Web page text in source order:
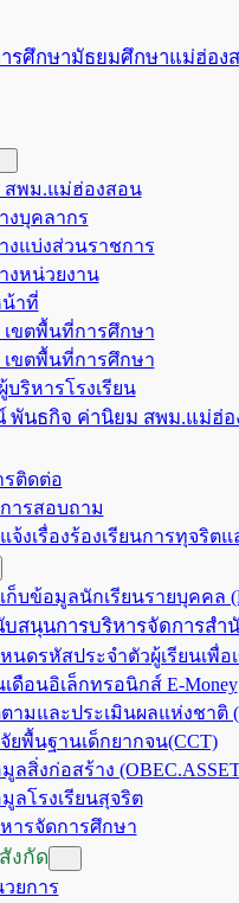
สพม.แม่ฮ่องสอน
งบุคลากร
งแบ่งส่วนราชการ
งหน่วยงาน
าที่
เขตพื้นที่การศึกษา
เขตพื้นที่การศึกษา
บริหารโรงเรียน
พันธกิจ ค่านิยม สพม.แม่ฮ่อ
ติดต่อ
ารสอบถาม
จ้งเรื่องร้องเรียนการทุจริต
ก็บข้อมูลนักเรียนรายบุคคล
สนุนการบริหารจัดการสำนั
นดรหัสประจำตัวผู้เรียนเพื่อ
เดือนอิเล็กทรอนิกส์ E-Money
ามและประเมินผลแห่งชาติ
ยพื้นฐานเด็กยากจน(CCT)
ลสิ่งก่อสร้าง
ลโรงเรียนสุจริต
ารจัดการศึกษา
งกัด
ยการ